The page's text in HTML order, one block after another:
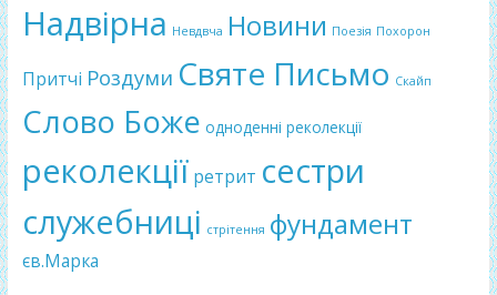
Надвірна Невдвча Новини Поезія Похорон
Притчі Роздуми Святе Письмо Скайп
Слово Боже одноденні реколекції
реколекції ретрит сестри
служебниці стрітення фундамент
єв.Марка